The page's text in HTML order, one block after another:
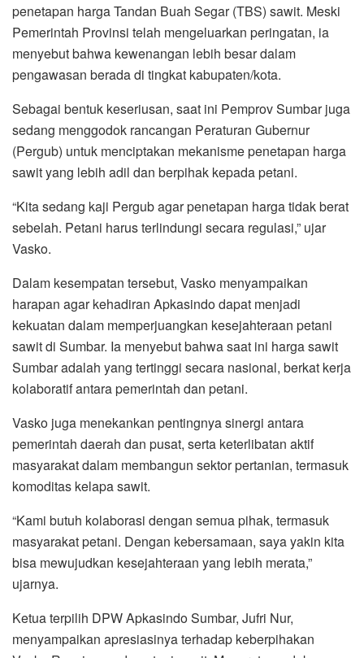
penetapan harga Tandan Buah Segar (TBS) sawit. Meski
Pemerintah Provinsi telah mengeluarkan peringatan, ia
menyebut bahwa kewenangan lebih besar dalam
pengawasan berada di tingkat kabupaten/kota.
Sebagai bentuk keseriusan, saat ini Pemprov Sumbar juga
sedang menggodok rancangan Peraturan Gubernur
(Pergub) untuk menciptakan mekanisme penetapan harga
sawit yang lebih adil dan berpihak kepada petani.
“Kita sedang kaji Pergub agar penetapan harga tidak berat
sebelah. Petani harus terlindungi secara regulasi,” ujar
Vasko.
Dalam kesempatan tersebut, Vasko menyampaikan
harapan agar kehadiran Apkasindo dapat menjadi
kekuatan dalam memperjuangkan kesejahteraan petani
sawit di Sumbar. Ia menyebut bahwa saat ini harga sawit
Sumbar adalah yang tertinggi secara nasional, berkat kerja
kolaboratif antara pemerintah dan petani.
Vasko juga menekankan pentingnya sinergi antara
pemerintah daerah dan pusat, serta keterlibatan aktif
masyarakat dalam membangun sektor pertanian, termasuk
komoditas kelapa sawit.
“Kami butuh kolaborasi dengan semua pihak, termasuk
masyarakat petani. Dengan kebersamaan, saya yakin kita
bisa mewujudkan kesejahteraan yang lebih merata,”
ujarnya.
Ketua terpilih DPW Apkasindo Sumbar, Jufri Nur,
menyampaikan apresiasinya terhadap keberpihakan